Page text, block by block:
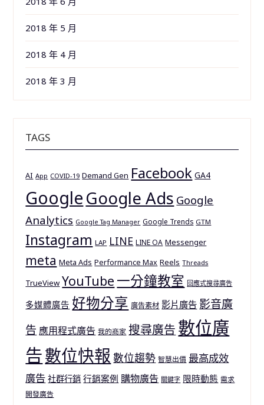
2018 年 5 月
2018 年 4 月
2018 年 3 月
TAGS
AI App COVID-19 Demand Gen Facebook GA4
GoogleGoogle Ads Google
Analytics Google Tag Manager Google Trends GTM
Instagram LAP LINE LINE OA Messenger
meta Meta Ads Performance Max Reels Threads
TrueView YouTube 一分鐘教室 回應式搜尋廣告
多媒體廣告 好物分享 廣告素材 影片廣告 影音廣
告 應用程式廣告 我的商家 搜尋廣告 數位廣
告數位快報 數位趨勢 智慧出價 最高成效
廣告 社群行銷 行銷案例 購物廣告 關鍵字 限時動態 需求
開發廣告